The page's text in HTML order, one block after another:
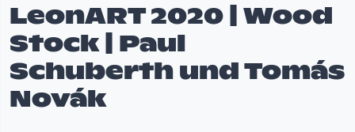
LeonART 2020 | Wood
Stock | Paul
Schuberth und Tomás
Novák